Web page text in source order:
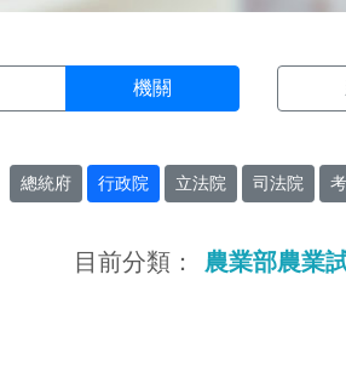
機關
總統府 行政院 立法院 司法院
目前分類： 農業部農業